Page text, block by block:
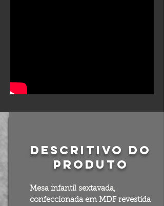
Descritivo do
produto
Mesa infantil sextavada,
confeccionada em MDF revestida